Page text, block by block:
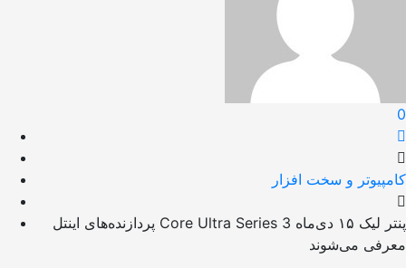
0
کامپیوتر و سخت افزار
پردازنده‌های اینتل Core Ultra Series 3 پنتر لیک ۱۵ دی‌ماه
معرفی می‌شوند